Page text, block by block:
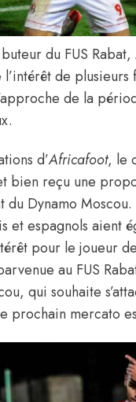
du FUS Rabat,
l’intérêt de plusieurs
de la
d’Africafoot, le
bien reçu une
du Dynamo
et espagnols aient
pour le joueur
au FUS
qui souhaite
prochain mercato